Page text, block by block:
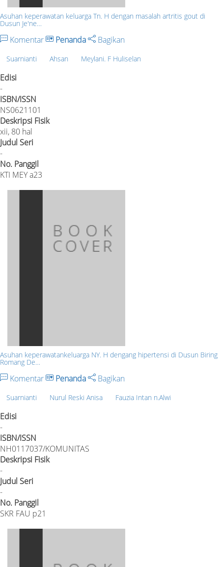
Asuhan keperawatan keluarga Tn. H dengan masalah artritis gout di
Dusun Je'ne…
Komentar Penanda Bagikan
Suarnianti Ahsan Meylani. F Huliselan
Edisi
-
ISBN/ISSN
NS0621101
Deskripsi Fisik
xii, 80 hal
Judul Seri
-
No. Panggil
KTI MEY a23
Asuhan keperawatankeluarga NY. H dengang hipertensi di Dusun Biring
Romang De…
Komentar Penanda Bagikan
Suarnianti Nurul Reski Anisa Fauzia Intan n.Alwi
Edisi
-
ISBN/ISSN
NH0117037/KOMUNITAS
Deskripsi Fisik
-
Judul Seri
-
No. Panggil
SKR FAU p21